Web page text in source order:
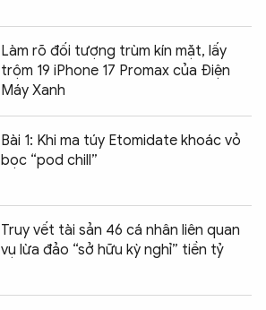
Làm rõ đối tượng trùm kín mặt, lấy
trộm 19 iPhone 17 Promax của Điện
Máy Xanh
Bài 1: Khi ma túy Etomidate khoác vỏ
bọc “pod chill”
Truy vết tài sản 46 cá nhân liên quan
vụ lừa đảo “sở hữu kỳ nghỉ” tiền tỷ